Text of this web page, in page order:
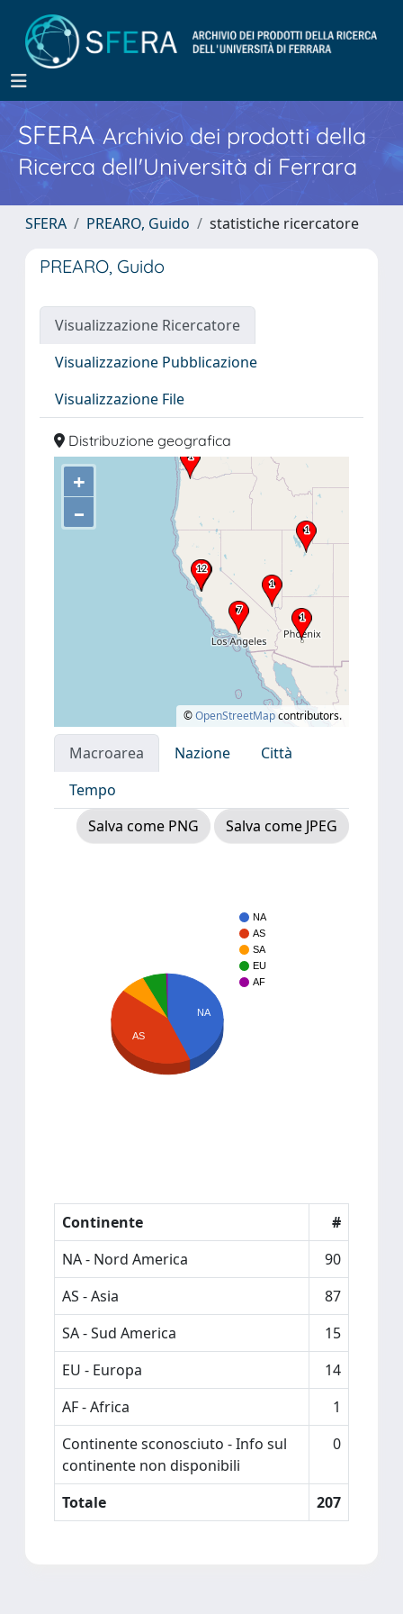
SFERA Archivio dei prodotti della
Ricerca dell'Università di Ferrara
SFERA PREARO, Guido statistiche ricercatore
PREARO, Guido
Visualizzazione Ricercatore
Visualizzazione Pubblicazione
Visualizzazione File
Distribuzione geografica
+
–
©OpenStreetMapcontributors.
Macroarea Nazione
Città
Tempo
Salva come PNG
Salva come JPEG
NA
AS
SA
EU
AF
NA
AS
Continente
#
NA - Nord America
90
AS - Asia
87
SA - Sud America
15
EU - Europa
14
AF - Africa
1
Continente sconosciuto - Info sul
continente non disponibili
0
Totale 207